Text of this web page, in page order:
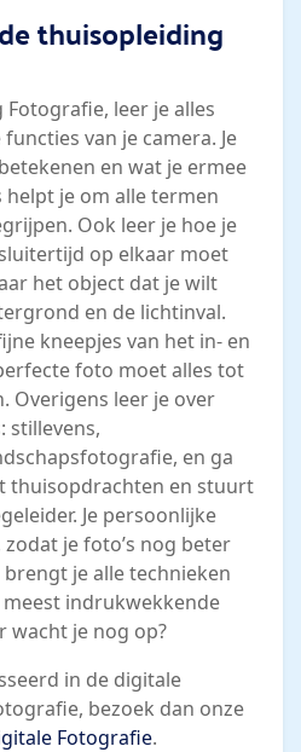
thuisopleiding
leer je alles
van je camera. Je
en wat je ermee
je om alle termen
Ook leer je hoe je
op elkaar moet
het object dat je wilt
en de lichtinval.
kneepjes van het in- en
foto moet alles tot
Overigens leer je over
stillevens,
en ga
thuisopdrachten en stuurt
Je persoonlijke
je foto’s nog beter
je alle technieken
indrukwekkende
wacht je nog op?
in de digitale
bezoek dan onze
Fotografie.